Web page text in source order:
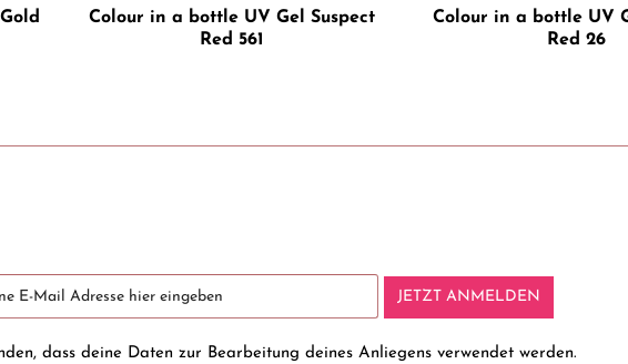
Colour in a bottle UV Gel Suspect
Red 561
Colour in a bottle UV
Red 26
JETZT ANMELDEN
dass deine Daten zur Bearbeitung deines Anliegens verwendet werden.